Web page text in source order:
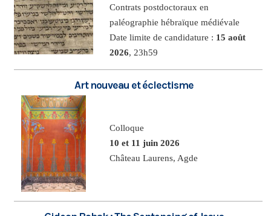
Contrats postdoctoraux en
paléographie hébraïque médiévale
Date limite de candidature : 15 août
2026, 23h59
Art nouveau et éclectisme
Colloque
10 et 11 juin 2026
Château Laurens, Agde